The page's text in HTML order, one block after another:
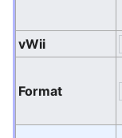
vWii
Format